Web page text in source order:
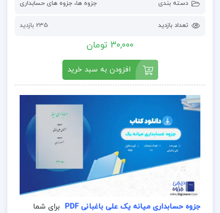
دسته بندی جزوه ها، جزوه های حسابداری
تعداد بازدید 235 بازدید
30,000 تومان
افزودن به سبد خرید
جزوه حسابداری میانه یک علی باغبانی PDF
برای شما